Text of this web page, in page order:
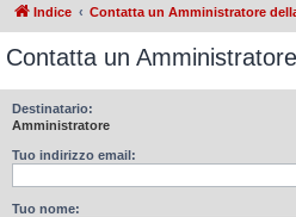
Indice Contatta un Amministratore
Contatta un
Destinatario:
Amministratore
Tuo indirizzo email:
Tuo nome: